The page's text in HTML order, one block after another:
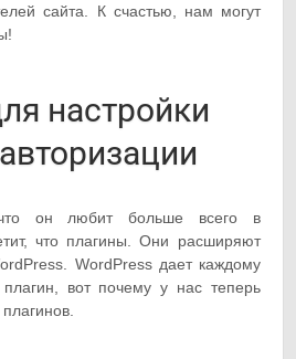
сайта. К счастью, нам могут
настройки
он любит больше всего в
что плагины. Они расширяют
WordPress дает каждому
плагин, вот почему у нас теперь